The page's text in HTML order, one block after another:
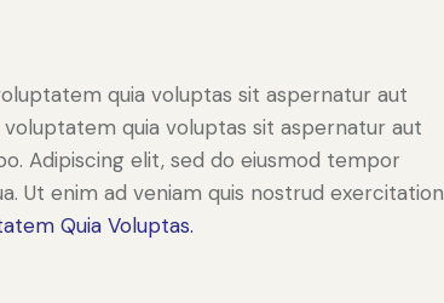
quia voluptas sit aspernatur aut
quia voluptas sit aspernatur aut
Adipiscing elit, sed do eiusmod tempor
Ut enim ad veniam quis nostrud exercitation
Quia Voluptas.